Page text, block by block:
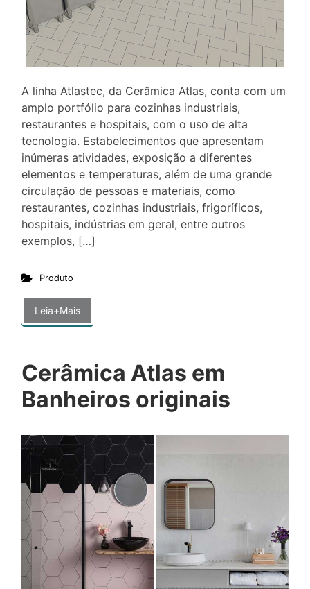
A linha Atlastec, da Cerâmica Atlas, conta com um
amplo portfólio para cozinhas industriais,
restaurantes e hospitais, com o uso de alta
tecnologia. Estabelecimentos que apresentam
inúmeras atividades, exposição a diferentes
elementos e temperaturas, além de uma grande
circulação de pessoas e materiais, como
restaurantes, cozinhas industriais, frigoríficos,
hospitais, indústrias em geral, entre outros
exemplos, […]
Produto
Leia+Mais
Cerâmica Atlas em
Banheiros originais